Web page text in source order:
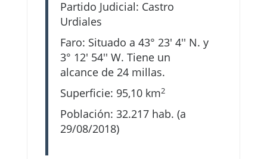
Partido Judicial: Castro
Urdiales
Faro: Situado a 43° 23' 4'' N. y
3° 12' 54'' W. Tiene un
alcance de 24 millas.
Superficie: 95,10 km2
Población: 32.217 hab. (a
29/08/2018)